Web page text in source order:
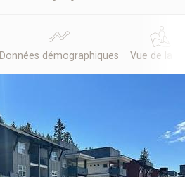
Données démographiques Vue de la